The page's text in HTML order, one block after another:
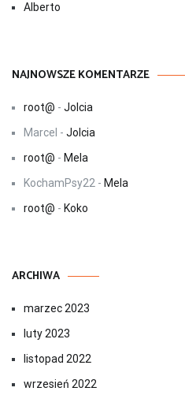
Alberto
NAJNOWSZE KOMENTARZE
root@ - Jolcia
Marcel - Jolcia
root@ - Mela
KochamPsy22 - Mela
root@ - Koko
ARCHIWA
marzec 2023
luty 2023
listopad 2022
wrzesień 2022